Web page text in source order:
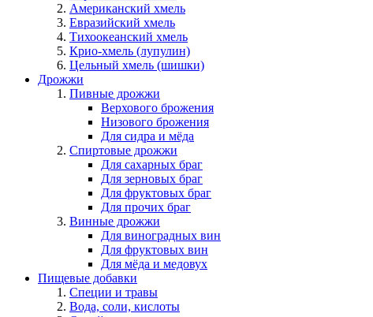
Американский хмель
Евразийский хмель
Тихоокеанский хмель
Крио-хмель (лупулин)
Цельный хмель (шишки)
Дрожжи
Пивные дрожжи
Верхового брожения
Низового брожения
Для сидра и мёда
Спиртовые дрожжи
Для сахарных браг
Для зерновых браг
Для фруктовых браг
Для прочих браг
Винные дрожжи
Для виноградных вин
Для фруктовых вин
Для мёда и медовух
Пищевые добавки
Специи и травы
Вода, соли, кислоты